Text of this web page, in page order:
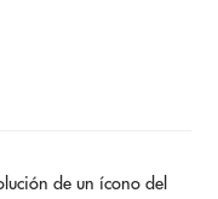
de un ícono del